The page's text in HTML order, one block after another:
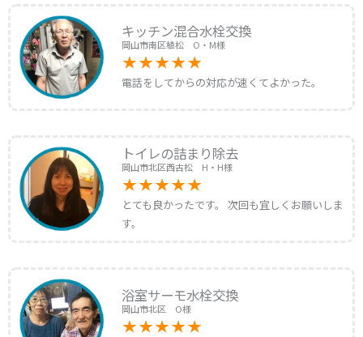
キッチン混合水栓交換
岡山市南区植松 O・M様
電話をしてからの対応が速くてよかった。
トイレの詰まり除去
岡山市北区西古松 H・H様
とても良かったです。 次回も宜しくお願いしま
す。
浴室サーモ水栓交換
岡山市北区 O様